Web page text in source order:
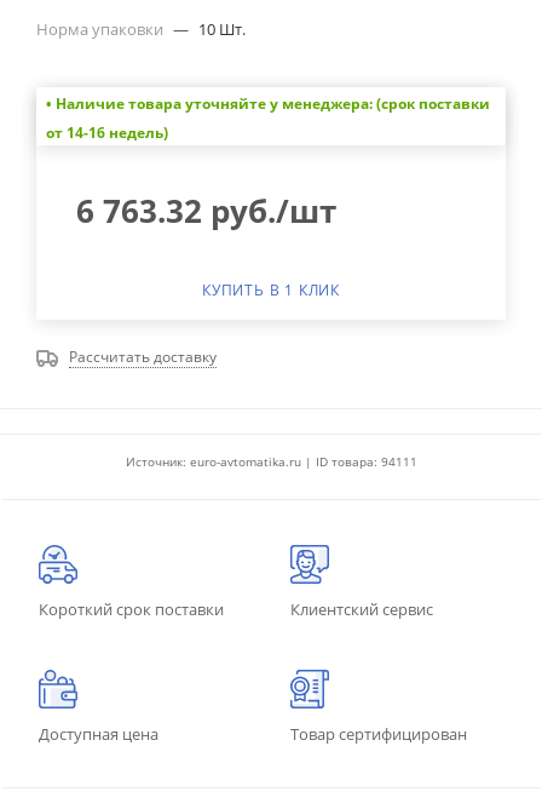
Норма упаковки — 10 Шт.
• Наличие товара уточняйте у менеджера: (срок поставки
от 14-16 недель)
6 763.32 руб./шт
КУПИТЬ В 1 КЛИК
Рассчитать доставку
Источник: euro-avtomatika.ru | ID товара: 94111
Короткий срок поставки Клиентский сервис
Доступная цена Товар сертифицирован